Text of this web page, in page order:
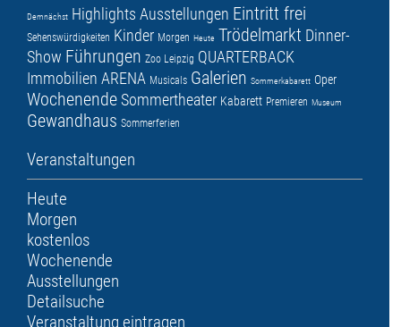
Demnächst Highlights Ausstellungen Eintritt frei
Sehenswürdigkeiten Kinder Morgen Heute Trödelmarkt Dinner-
Show Führungen Zoo Leipzig QUARTERBACK
Immobilien ARENA Musicals Galerien Sommerkabarett Oper
WochenendeSommertheater Kabarett Premieren Museum
Gewandhaus Sommerferien
Veranstaltungen
Heute
Morgen
kostenlos
Wochenende
Ausstellungen
Detailsuche
Veranstaltung eintragen